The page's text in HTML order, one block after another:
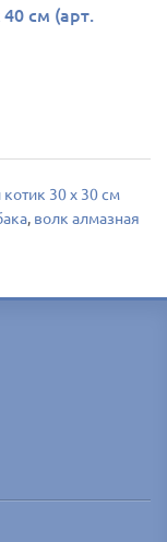
см (арт.
30 х 30 см
, волк алмазная